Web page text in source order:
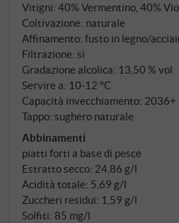
Gaja da decenni definisce
questa volta non in Piemonte,
La vendemmia avviene qui
e in modo volutamente
Viognier e Fiano provenienti
costa su terreni alluvionali
vengono vinificati
nella cuvée finale.
Vitigni: 40% Vermentino, 40%
Coltivazione: naturale
Affinamento: fusto in legno/
Filtrazione: sì
Gradazione alcolica: 13,50 % vol
Servire a: 10‑12 °C
Capacità invecchiamento: 2036+
Tappo: sughero naturale
Abbinamenti
piatti forti a base di pesce
Estratto secco: 24,86 g/l
Acidità totale: 5,69 g/l
Zuccheri residui: 1,59 g/l
Solfiti: 85 mg/l